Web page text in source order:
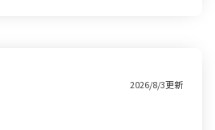
2026/8/3更新